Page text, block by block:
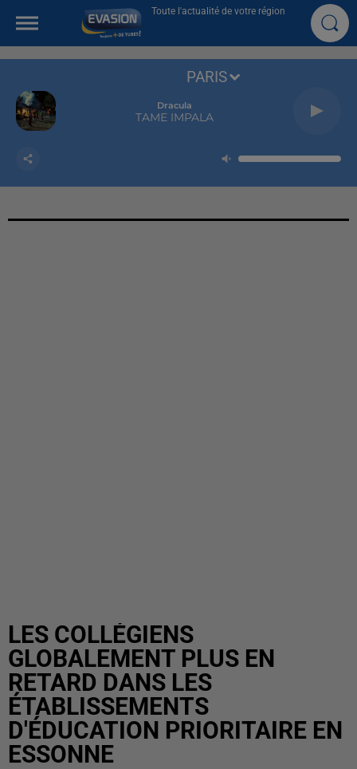
Toute l'actualité de votre région
Dracula
TAME IMPALA
PARIS
LES COLLÉGIENS
GLOBALEMENT PLUS EN
RETARD DANS LES
ÉTABLISSEMENTS
D'ÉDUCATION PRIORITAIRE EN
ESSONNE